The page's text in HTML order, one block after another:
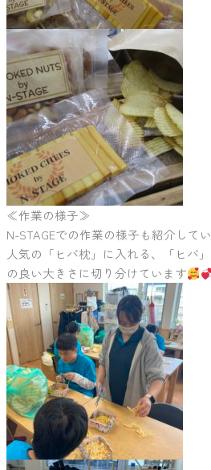
≪作業の様子≫
N-STAGEでの作業の様子も紹介して
人気の「ヒバ枕」に入れる、「ヒバ
の良い大きさに切り分けています